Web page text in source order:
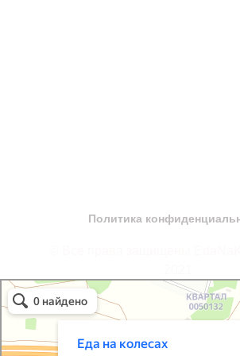
Политика
EdaNaKolesah.com
Автофургоны и автодома в Москве и Московской области
Автомобильные прицепы в Москве и Московской области